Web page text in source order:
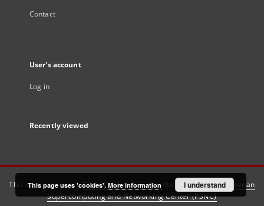
Contact
User's account
Log in
Recently viewed
This service runs onDInGO dLibra 6.3.21software created by
Poznan
Supercomputing and Networking Center (PSNC)
This page uses 'cookies'. More information I understand